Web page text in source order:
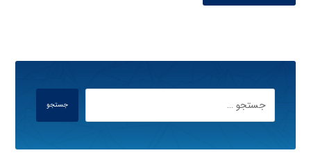
جستجو